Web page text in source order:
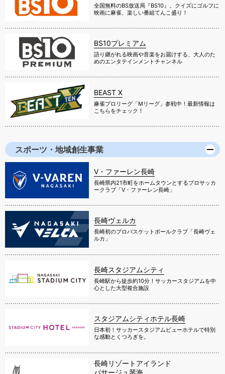
全国無料のBS放送局『BS10』。クイズにゴルフに
映画に麻雀、楽しい番組てんこ盛り！
BS10プレミアム
語り継がれる映画や音楽をお届けする、大人のた
めのエンタテインメントチャンネル
BEAST X
麻雀プロリーグ「Mリーグ」参戦中！最新情報は
こちらをチェック！
スポーツ・地域創生事業
V・ファーレン長崎
長崎県内21市町をホームタウンとするプロサッカ
ークラブ「V・ファーレン長崎」
長崎ヴェルカ
長崎初のプロバスケットボールクラブ「長崎ヴェ
ルカ」
長崎スタジアムシティ
長崎駅から徒歩約10分！サッカースタジアムを中
心とした大型複合施設
スタジアムシティホテル長崎
日本初！サッカースタジアムビューホテルで特別
な感動とくつろぎを。
長崎リゾートアイランド
パサージュ琴海